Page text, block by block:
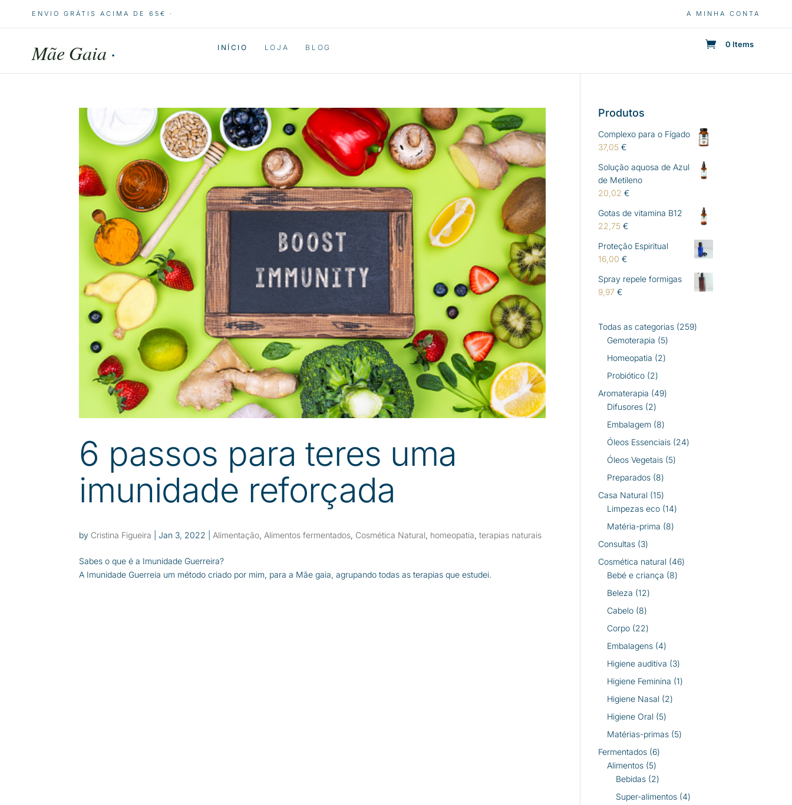
ENVIO GRÁTIS ACIMA DE 65€ · A MINHA CONTA
Mãe Gaia · INÍCIO LOJA BLOG 0 Items
6 passos para teres uma
imunidade reforçada
by Cristina Figueira |Jan 3, 2022 Alimentação, Alimentos fermentados, Cosmética Natural, homeopatia,terapias naturais
Sabes o que é a Imunidade Guerreira?
A Imunidade Guerreia um método criado por mim, para a Mãe gaia, agrupando todas as terapias que estudei.
Produtos
Complexo para o Fígado
37,05€
Solução aquosa de Azul
de Metileno
20,02€
Gotas de vitamina B12
22,75€
Proteção Espiritual
16,00€
Spray repele formigas
9,97€
Todas as categorias 259259
Gemoterapia 55
Homeopatia 22
Probiótico 22
produtos
Aromaterapia 4949
Difusores 22
produtos
Embalagem 88
produtos
Óleos Essenciais 2424
Óleos Vegetais 55
Preparados 88
produtos
Casa Natural 1515
produtos
Limpezas eco 1414
Matéria-prima 88
Consultas 33
produtos
Cosmética natural 4646
Bebé e criança 88
Beleza 1212
Cabelo 88
produtos
Corpo 2222
produtos
Embalagens 44
produtos
Higiene auditiva 33
produtos
Higiene Feminina 11
Higiene Nasal 22
Higiene Oral 55
produtos
Matérias-primas 55
Fermentados 66
Alimentos 55
produtos
Bebidas 22
produtos
Super-alimentos 44